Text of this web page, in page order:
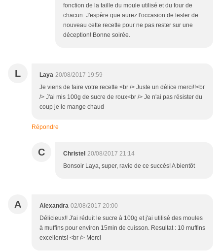
fonction de la taille du moule utilisé et du four de
chacun. J'espère que aurez l'occasion de tester de
nouveau cette recette pour ne pas rester sur une
déception! Bonne soirée.
L Laya 20/08/2017 19:59
Je viens de faire votre recette <br /> Juste un délice merci!!<br
/> J'ai mis 100g de sucre de roux<br /> Je n'ai pas résister du
coup je le mange chaud
Répondre
C Christel 20/08/2017 21:14
Bonsoir Laya, super, ravie de ce succès! A bientôt
A Alexandra 02/08/2017 20:00
Délicieux!! J'ai réduit le sucre à 100g et j'ai utilisé des moules
à muffins pour environ 15min de cuisson. Resultat : 10 muffins
excellents! <br /> Merci